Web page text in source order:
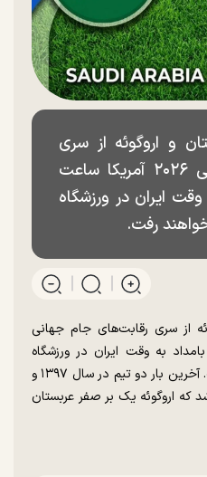
و اروگوئه از سری
رقابت‌های جام جهانی ۲۰۲۶ آمریکا ساعت
وقت ایران در ورزشگاه
رفت.
از سری رقابت‌های جام جهانی
ساعت ۱:۳۰ دقیقه بامداد به وقت ایران در ورزشگاه
میامی به مصاف هم خواهند رفت. آخرین بار دو تیم در سال ۱۳۹۷ و
که اروگوئه یک بر صفر عربستان